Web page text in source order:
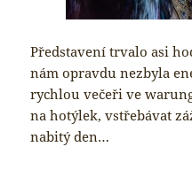
Představení trvalo asi
nám opravdu nezbyla
rychlou večeři ve
na hotýlek, vstřebávat
nabitý den…